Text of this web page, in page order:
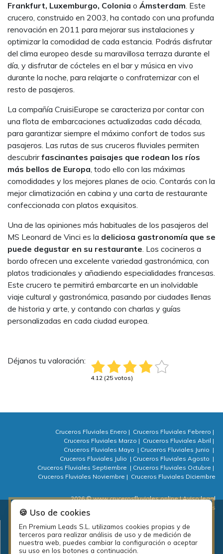
Frankfurt, Luxemburgo, Colonia o Ámsterdam. Este
crucero, construido en 2003, ha contado con una profunda
renovación en 2011 para mejorar sus instalaciones y
optimizar la comodidad de cada estancia. Podrás disfrutar
del clima europeo desde su maravillosa terraza durante el
día, y disfrutar de cócteles en el bar y música en vivo
durante la noche, para relajarte o confraternizar con el
resto de pasajeros.
La compañía CruisiEurope se caracteriza por contar con
una flota de embarcaciones actualizadas cada década,
para garantizar siempre el máximo confort de todos sus
pasajeros. Las rutas de sus cruceros fluviales permiten
descubrirfascinantes paisajes que rodean los ríos
más bellos de Europa, todo ello con las máximas
comodidades y los mejores planes de ocio. Contarás con la
mejor climatización en cabina y una carta de restaurante
confeccionada con platos exquisitos.
Una de las opiniones más habituales de los pasajeros del
MS Leonard de Vinci es la deliciosa gastronomía que se
puede degustar en su restaurante. Los cocineros a
bordo ofrecen una excelente variedad gastronómica, con
platos tradicionales y añadiendo especialidades francesas.
Este crucero te permitirá embarcarte en un inolvidable
viaje cultural y gastronómica, pasando por ciudades llenas
de historia y arte, y contando con charlas y guías
personalizadas en cada ciudad europea.
Déjanos tu valoración:
4.12 (25 votos)
Cruceros Fluviales Enero | Cruceros Fluviales Febrero |
Cruceros Fluviales Marzo | Cruceros Fluviales Abril |
Cruceros Fluviales Mayo | Cruceros Fluviales Junio |
Cruceros Fluviales Julio | Cruceros Fluviales Agosto |
Cruceros Fluviales Septiembre | Cruceros Fluviales Octubre |
Cruceros Fluviales Noviembre | Cruceros Fluviales Diciembre
2026 © www.crucerosfluviales.online | Aviso legal
| Política de privacidad
| ⚙ Cookies
Plan de empleo local de la diputación de A Coruña: PEL Emprende
actividades 2018.
🍪 Uso de cookies
En Premium Leads S.L. utilizamos cookies propias y de
terceros para realizar análisis de uso y de medición de
nuestra web, puedes cambiar la configuración o aceptar
su uso en los botones a continuación.